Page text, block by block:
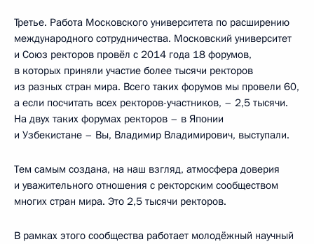
Третье. Работа Московского университета по расширению
международного сотрудничества. Московский университет
и Союз ректоров провёл с 2014 года 18 форумов,
в которых приняли участие более тысячи ректоров
из разных стран мира. Всего таких форумов мы провели 60,
а если посчитать всех ректоров-участников, – 2,5 тысячи.
На двух таких форумах ректоров – в Японии
и Узбекистане – Вы, Владимир Владимирович, выступали.
Тем самым создана, на наш взгляд, атмосфера доверия
и уважительного отношения с ректорским сообществом
многих стран мира. Это 2,5 тысячи ректоров.
В рамках этого сообщества работает молодёжный научный